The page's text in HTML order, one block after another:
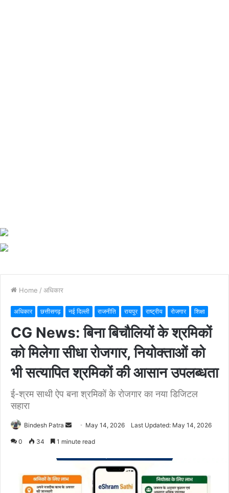
Home / अधिकार
अधिकार छत्तीसगढ़ नई दिल्ली राजनीति रायपुर राष्ट्रीय रोजगार शिक्षा
CG News: बिना बिचौलियों के श्रमिकों
को मिलेगा सीधा रोजगार, नियोक्ताओं को
भी सत्यापित श्रमिकों की आसान उपलब्धता
ई-श्रम साथी ऐप बना श्रमिकों के रोजगार का नया डिजिटल
सहारा
Bindesh Patra
d
a
n
May 14, 2026 Last Updated: May 14, 2026
0 34 1 minute read